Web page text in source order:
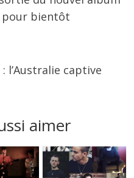
pour bientôt
l’Australie captive
aimer